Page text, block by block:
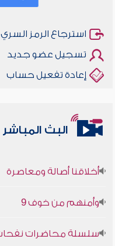
استرجاع الرمز السري
تسجيل عضو جديد
إعادة تفعيل حساب
البث المباشر
أخلاقنا أصالة ومعاصرة
وأمنهم من خوف 9